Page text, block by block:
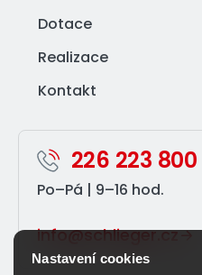
Nastavení cookies
Dotace
Realizace
Kontakt
226 223 800
Po–⁠Pá | 9–⁠16 hod.
info@schlieger.cz